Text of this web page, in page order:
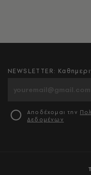
NEWSLETTER:
Αποδέχομαι την
Δεδομένων